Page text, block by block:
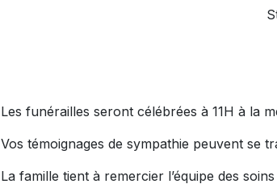
Les funérailles seront célébrées à 11H à la
Vos témoignages de sympathie peuvent se
La famille tient à remercier l’équipe des